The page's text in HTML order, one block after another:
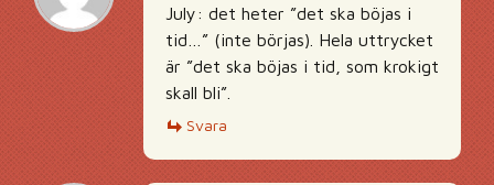
July: det heter ”det ska böjas i
tid…” (inte börjas). Hela uttrycket
är ”det ska böjas i tid, som krokigt
skall bli”.
Svara